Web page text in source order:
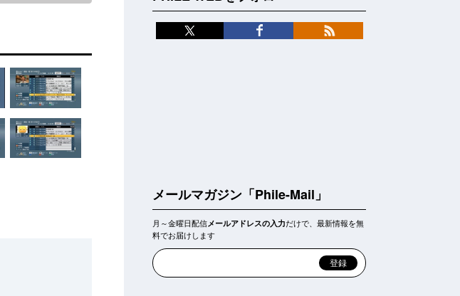
メールマガジン「Phile-Mail」
月～金曜日配信メールアドレスの入力だけで、最新情報を無
料でお届けします